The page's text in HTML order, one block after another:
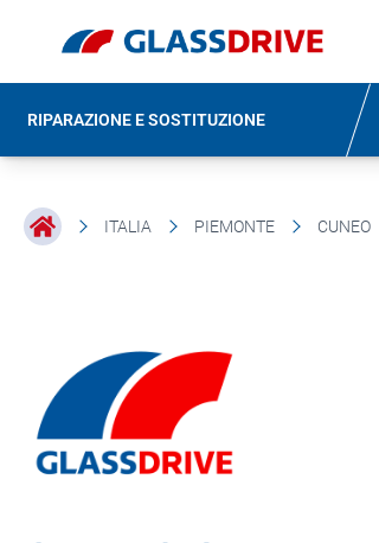
RIPARAZIONE E SOSTITUZIONE
ITALIA PIEMONTE CUNEO